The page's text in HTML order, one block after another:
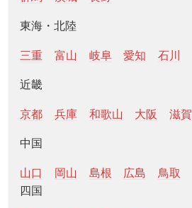
東海・北陸
三重 富山 岐阜 愛知 石川
近畿
京都 兵庫 和歌山 大阪 滋賀
中国
山口 岡山 島根 広島
鳥取
四国